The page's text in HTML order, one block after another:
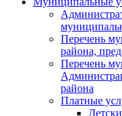
Перечень
района,
Перечень
района
Платные